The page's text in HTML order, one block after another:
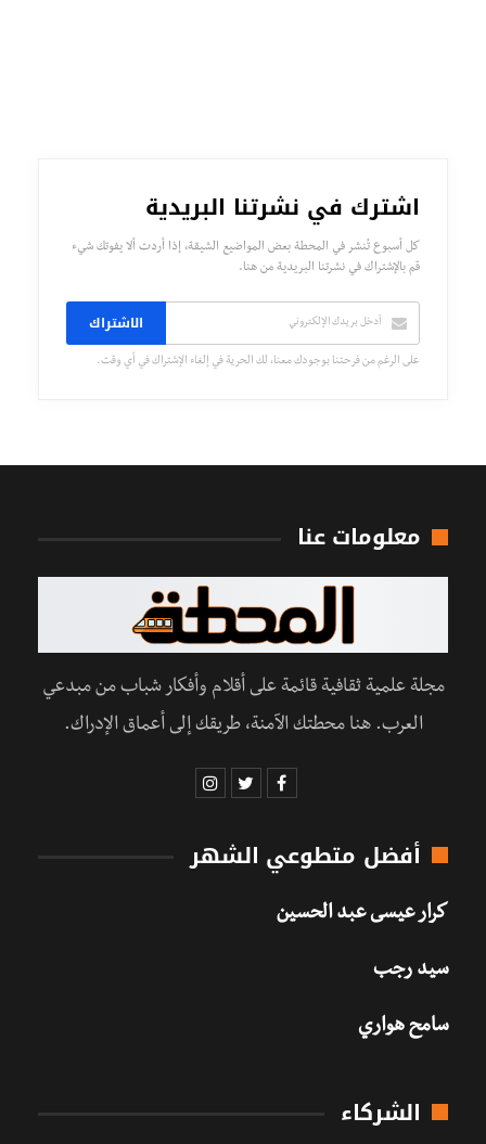
اشترك في نشرتنا البريدية
كل أسبوع تُنشر في المحطة بعض المواضيع الشيقة، إذا أردت ألا يفوتك شيء
قم بالإشتراك في نشرتنا البريدية من هنا.
الاشتراك
على الرغم من فرحتنا بوجودك معنا، لك الحرية في إلغاء الإشتراك في أي وقت.
معلومات عنا
مجلة علمية ثقافية قائمة على أقلام وأفكار شباب من مبدعي
العرب. هنا محطتك الآمنة، طريقك إلى أعماق الإدراك.
أفضل متطوعي الشهر
كرار عيسى عبد الحسين
سيد رجب
سامح هواري
الشركاء